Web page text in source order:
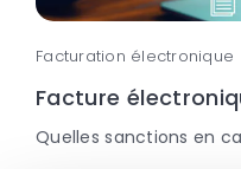
Facturation électronique
Facture
Quelles sanctions en